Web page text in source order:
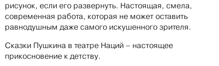
рисунок, если его развернуть. Настоящая, смела,
современная работа, которая не может оставить
равнодушным даже самого искушенного зрителя.
Сказки Пушкина в театре Наций – настоящее
прикосновение к детству.